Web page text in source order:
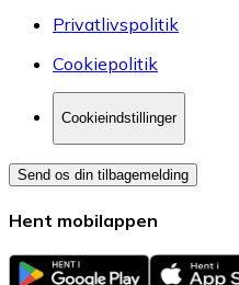
Privatlivspolitik
Cookiepolitik
Cookieindstillinger
Send os din tilbagemelding
Hent mobilappen